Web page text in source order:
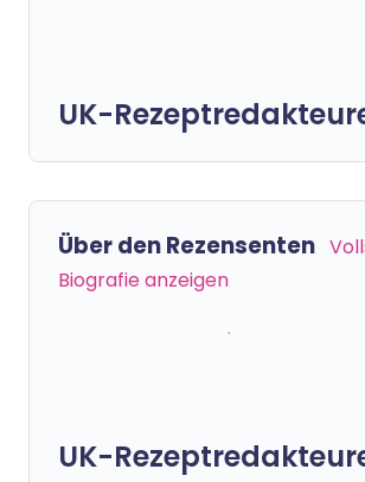
UK-
Über den Rezensenten
Biografie anzeigen
UK-